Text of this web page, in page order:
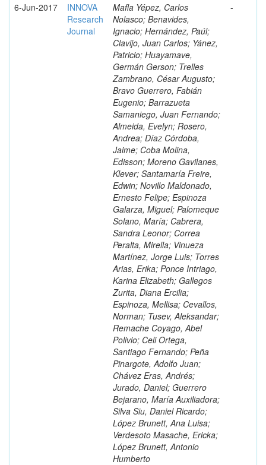
6-Jun-2017
INNOVA
Research
Journal
Mafla Yépez, Carlos
Nolasco; Benavides,
Ignacio; Hernández, Paúl;
Clavijo, Juan Carlos; Yánez,
Patricio; Huayamave,
Germán Gerson; Trelles
Zambrano, César Augusto;
Bravo Guerrero, Fabián
Eugenio; Barrazueta
Samaniego, Juan Fernando;
Almeida, Evelyn; Rosero,
Andrea; Díaz Córdoba,
Jaime; Coba Molina,
Edisson; Moreno Gavilanes,
Klever; Santamaría Freire,
Edwin; Novillo Maldonado,
Ernesto Felipe; Espinoza
Galarza, Miguel; Palomeque
Solano, María; Cabrera,
Sandra Leonor; Correa
Peralta, Mirella; Vinueza
Martínez, Jorge Luis; Torres
Arias, Erika; Ponce Intriago,
Karina Elizabeth; Gallegos
Zurita, Diana Ercilia;
Espinoza, Mellisa; Cevallos,
Norman; Tusev, Aleksandar;
Remache Coyago, Abel
Polivio; Celi Ortega,
Santiago Fernando; Peña
Pinargote, Adolfo Juan;
Chávez Eras, Andrés;
Jurado, Daniel; Guerrero
Bejarano, María Auxiliadora;
Silva Siu, Daniel Ricardo;
López Brunett, Ana Luisa;
Verdesoto Masache, Ericka;
López Brunett, Antonio
Humberto
-